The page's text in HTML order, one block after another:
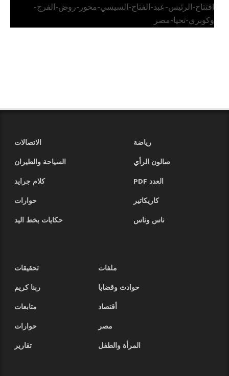
افتتاح-الرئيس-عبد-الفتاح-السيسي-محور-روض-الفرج-
وكوبري-تحيا-مصر
رياضة
الاتصالات
صالون الرأي
السياحة والطيران
العدد PDF
كلام جرايد
كاريكاتير
حوارات
ناس وناس
حكايات بخط اليد
ملفات
تحقيقات
حوادث وقضايا
ربنا كريم
أقتصاد
متابعات
مصر
حوارات
المرأة والطفل
تقارير